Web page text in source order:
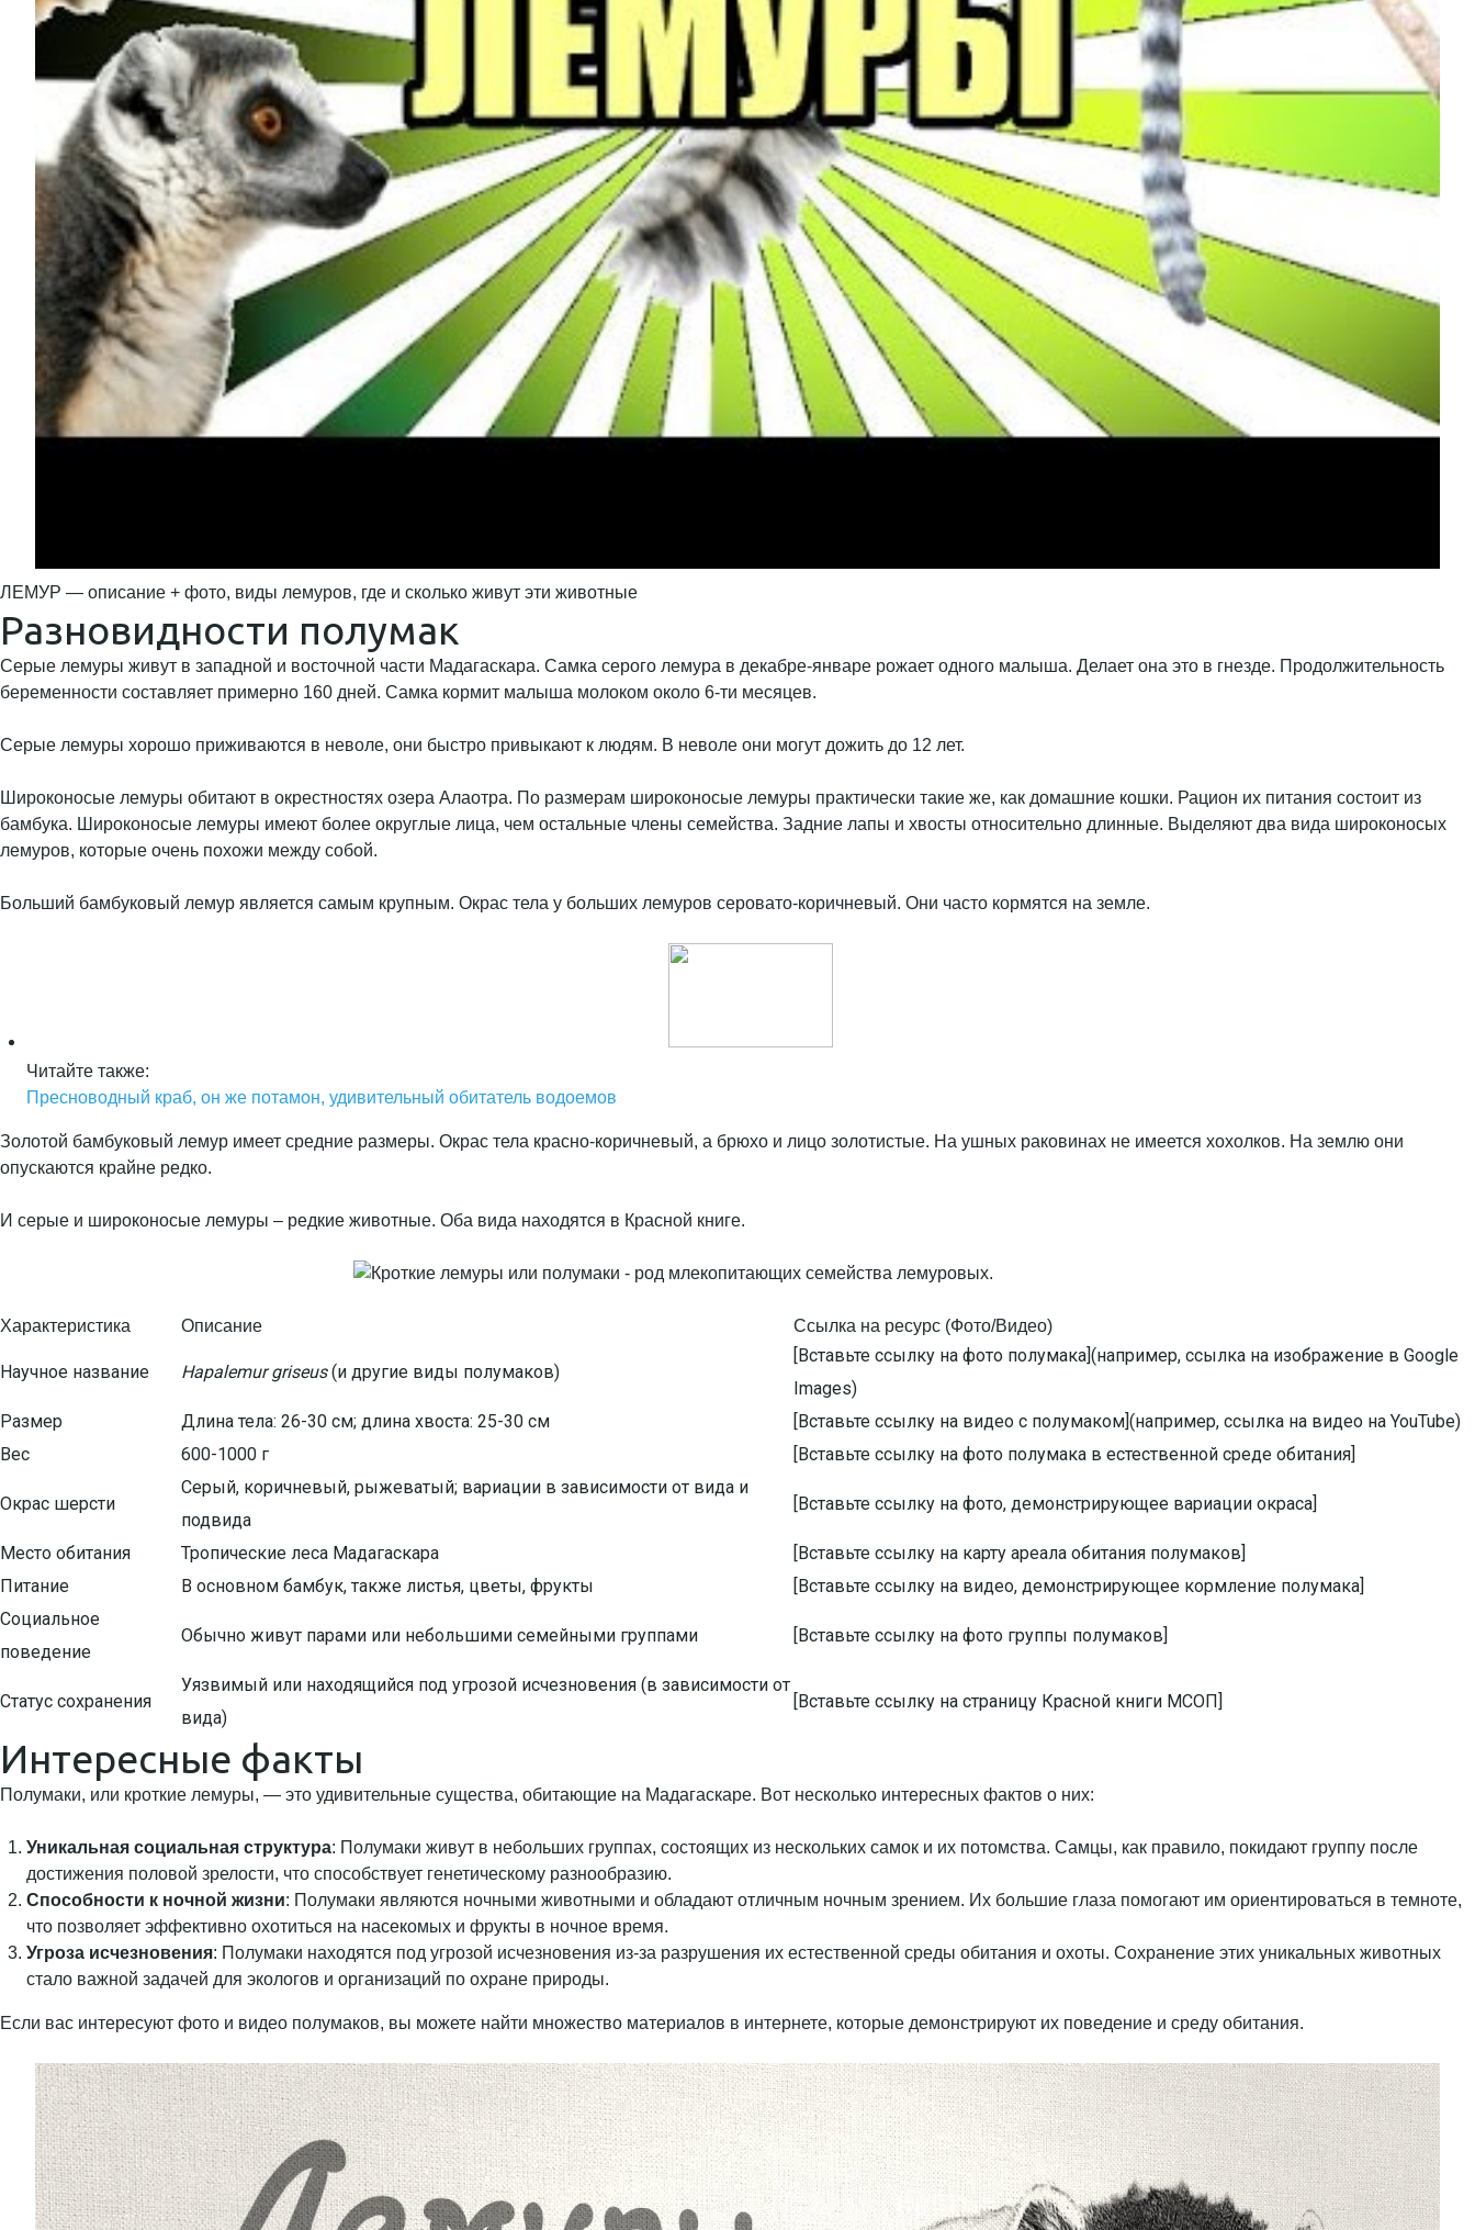
ЛЕМУР — описание + фото, виды лемуров, где и сколько живут эти животные
Разновидности полумак
Серые лемуры живут в западной и восточной части Мадагаскара. Самка серого лемура в декабре-январе рожает одного малыша. Делает она это в гнезде. Продолжительность
беременности составляет примерно 160 дней. Самка кормит малыша молоком около 6-ти месяцев.
Серые лемуры хорошо приживаются в неволе, они быстро привыкают к людям. В неволе они могут дожить до 12 лет.
Широконосые лемуры обитают в окрестностях озера Алаотра. По размерам широконосые лемуры практически такие же, как домашние кошки. Рацион их питания состоит из
бамбука. Широконосые лемуры имеют более округлые лица, чем остальные члены семейства. Задние лапы и хвосты относительно длинные. Выделяют два вида широконосых
лемуров, которые очень похожи между собой.
Больший бамбуковый лемур является самым крупным. Окрас тела у больших лемуров серовато-коричневый. Они часто кормятся на земле.
Читайте также:
Пресноводный краб, он же потамон, удивительный обитатель водоемов
Золотой бамбуковый лемур имеет средние размеры. Окрас тела красно-коричневый, а брюхо и лицо золотистые. На ушных раковинах не имеется хохолков. На землю они
опускаются крайне редко.
И серые и широконосые лемуры – редкие животные. Оба вида находятся в Красной книге.
Характеристика Описание Ссылка на ресурс (Фото/Видео)
Научное название Hapalemur griseus(и другие виды полумаков)
[Вставьте ссылку на фото полумака](например, ссылка на изображение в Google
Images)
Размер
Длина тела: 26-30 см; длина хвоста: 25-30 см
[Вставьте ссылку на видео с полумаком](например, ссылка на видео на YouTube)
Вес
600-1000 г [Вставьте ссылку на фото полумака в естественной среде обитания]
Окрас шерсти
Серый, коричневый, рыжеватый; вариации в зависимости от вида и
подвида
[Вставьте ссылку на фото, демонстрирующее вариации окраса]
Место обитания Тропические леса Мадагаскара
[Вставьте ссылку на карту ареала обитания полумаков]
Питание
В основном бамбук, также листья, цветы, фрукты
[Вставьте ссылку на видео, демонстрирующее кормление полумака]
Социальное
поведение
Обычно живут парами или небольшими семейными группами [Вставьте ссылку на фото группы полумаков]
Статус сохранения
Уязвимый или находящийся под угрозой исчезновения (в зависимости от
вида)
[Вставьте ссылку на страницу Красной книги МСОП]
Интересные факты
Полумаки, или кроткие лемуры, — это удивительные существа, обитающие на Мадагаскаре. Вот несколько интересных фактов о них:
Уникальная социальная структура: Полумаки живут в небольших группах, состоящих из нескольких самок и их потомства. Самцы, как правило, покидают группу после
достижения половой зрелости, что способствует генетическому разнообразию.
Способности к ночной жизни: Полумаки являются ночными животными и обладают отличным ночным зрением. Их большие глаза помогают им ориентироваться в темноте,
что позволяет эффективно охотиться на насекомых и фрукты в ночное время.
Угроза исчезновения: Полумаки находятся под угрозой исчезновения из-за разрушения их естественной среды обитания и охоты. Сохранение этих уникальных животных
стало важной задачей для экологов и организаций по охране природы.
Если вас интересуют фото и видео полумаков, вы можете найти множество материалов в интернете, которые демонстрируют их поведение и среду обитания.